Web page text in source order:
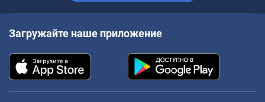
Загружайте наше приложение